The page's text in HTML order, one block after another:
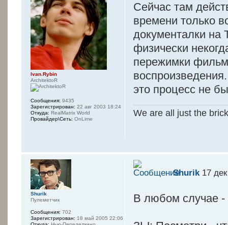
Сейчас там
времени только
документалки на
физически
пережимки
это процесс не
We are all just the
Ivan.Rybin
ArchitektoR
Сообщения: 9435
Зарегистрирован: 22 авг 2003 18:24
Откуда: RealMatrix World
Провайдер\Сеть: OnLime
Shurik17
В любом случае
Shurik
Пулеметчик
Сообщения: 702
Зарегистрирован: 18 май 2005 22:06